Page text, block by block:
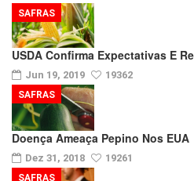
USDA Confirma Expectativas E
Jun 19, 2019 19362
SAFRAS
Doença Ameaça Pepino Nos EUA
Dez 31, 2018 19261
SAFRAS
SAFRAS